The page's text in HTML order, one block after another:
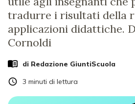
tradurre i risultati della
applicazioni didattiche.
Cornoldi
di Redazione GiuntiScuola
3 minuti di lettura